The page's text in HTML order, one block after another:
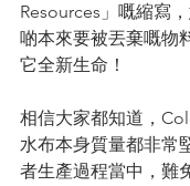
Resources」嘅縮寫
啲本來要被丟棄嘅物
它全新生命！
相信大家都知道，
水布本身質量都非常
者生產過程當中，難